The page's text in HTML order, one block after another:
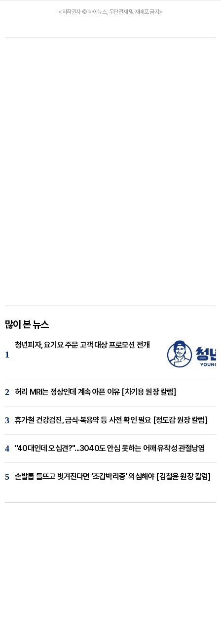
<저작권자 © 하이뉴스, 무단전재 및 재배포 금지>
많이 본 뉴스
1
청년피자, 요기요 주문 고객 대상 프로모션 전개
2 허리 MRI는 정상인데 계속 아픈 이유 [차기용 원장 칼럼]
3 휴가철 건강검진, 금식·복용약 등 사전 확인 필요 [정도감 원장 칼럼]
4 "40대인데 오십견?"...3040도 안심 못하는 어깨 유착성 관절낭염
5 손발톱 들뜨고 벗겨진다면 '조갑박리증' 의심해야 [김철윤 원장 칼럼]